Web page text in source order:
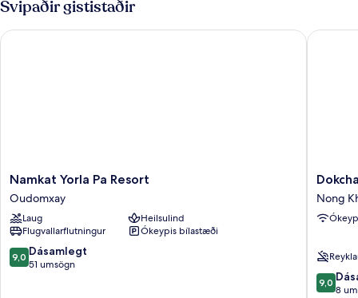
(Single
Occupancy)
tvö
rúm
-
Svipaðir gististaðir
Namkat
Yorla
Pa
Resort
Oudomxay
Namkat Yorla Pa Resort
Oudomxay
Laug
Heilsulind
Flugvallarflutningur
Ókeypis bílastæði
9.0
af
9,0 Dásamlegt
51 umsögn
Namkat Yorla Pa Resort
River
View
Villa
Khiaw
Nong
9.0
af
9,0
8